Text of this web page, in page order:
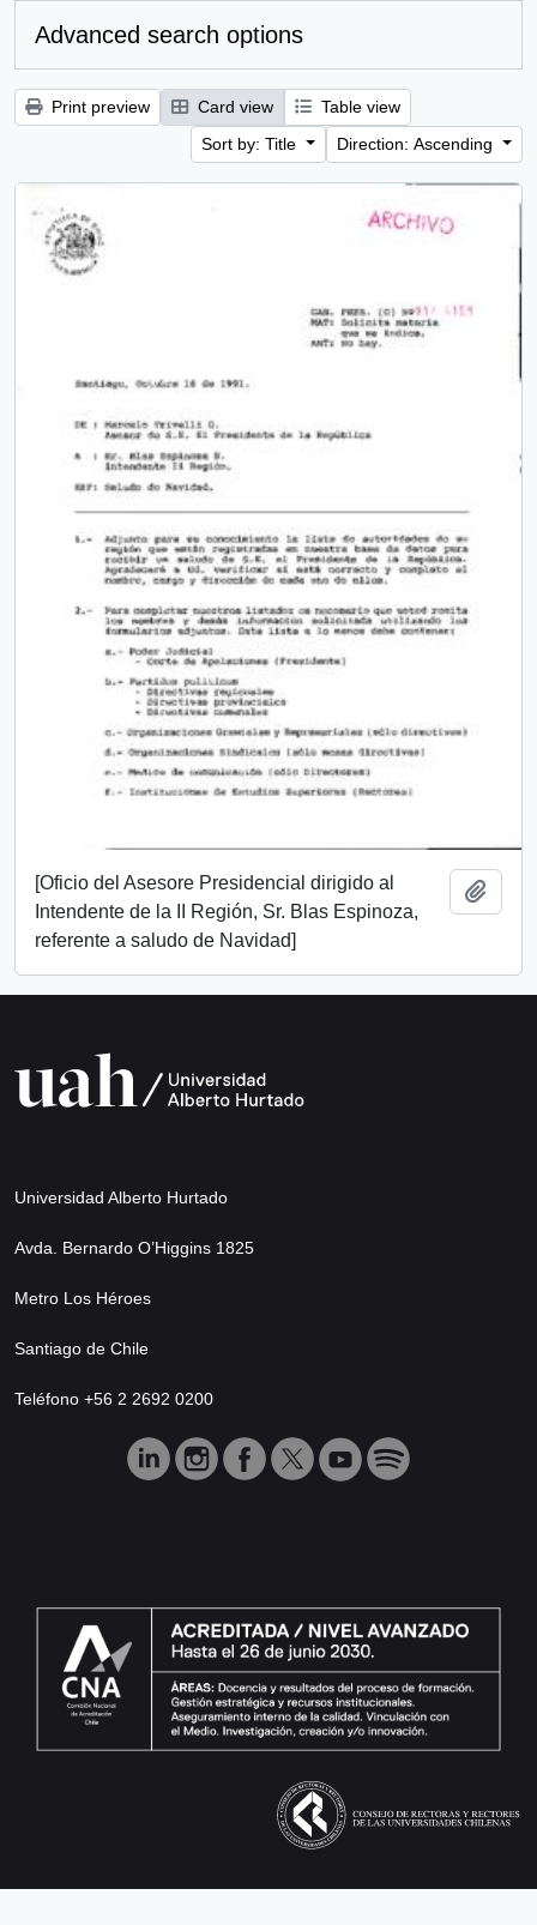
Advanced search options
Print preview Card view
Table view
Sort by: Title
Direction: Ascending
[Oficio del Asesore Presidencial dirigido al
Intendente de la II Región, Sr. Blas Espinoza,
referente a saludo de Navidad]
Universidad Alberto Hurtado
Avda. Bernardo O’Higgins 1825
Metro Los Héroes
Santiago de Chile
Teléfono +56 2 2692 0200